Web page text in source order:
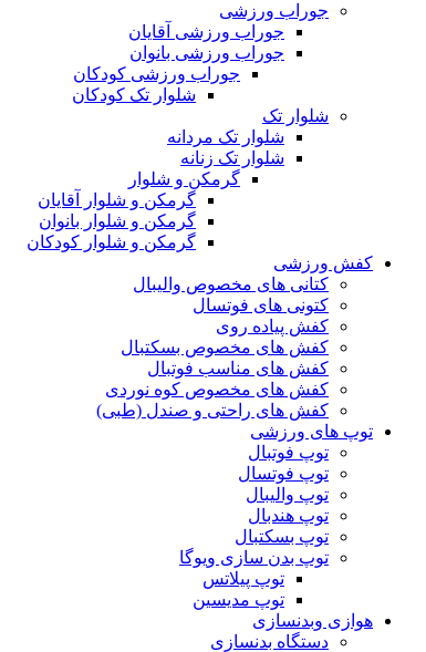
جوراب ورزشی
جوراب ورزشی آقایان
جوراب ورزشی بانوان
جوراب ورزشی کودکان
شلوار تک کودکان
شلوار تک
شلوار تک مردانه
شلوار تک زنانه
گرمکن و شلوار
گرمکن و شلوار آقایان
گرمکن و شلوار بانوان
گرمکن و شلوار کودکان
کفش ورزشی
کتانی های مخصوص والیبال
کتونی های فوتسال
کفش پیاده روی
کفش های مخصوص بسکتبال
کفش های مناسب فوتبال
کفش های مخصوص کوه نوردی
کفش های راحتی و صندل (طبی)
توپ های ورزشی
توپ فوتبال
توپ فوتسال
توپ والیبال
توپ هندبال
توپ بسکتبال
توپ بدن سازی ویوگا
توپ پیلاتس
توپ مدیسین
هوازی وبدنسازی
دستگاه بدنسازی